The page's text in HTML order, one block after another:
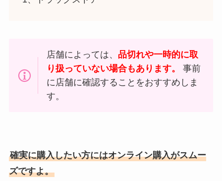
店舗によっては、 品切れや一時的に取
り扱っていない場合もあります。
事前
に店舗に確認することをおすすめしま
す。
確実に購入したい方にはオンライン購入がスムー
ズですよ。